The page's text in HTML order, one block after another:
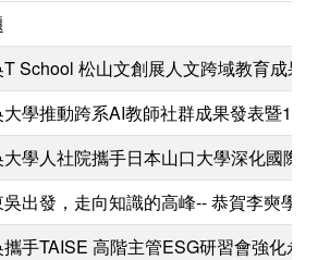
School 松山文創展人文跨域教育成果
學推動跨系AI教師社群成果發表暨
學人社院攜手日本山口大學深化國際
出發，走向知識的高峰-- 恭賀李奭學
手TAISE 高階主管ESG研習會強化永